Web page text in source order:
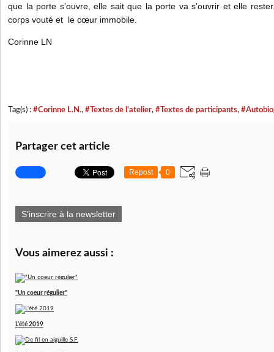
que la porte s’ouvre, elle sait que la porte va s’ouvrir et elle
corps vouté et le cœur immobile.
Corinne LN
Tag(s) : #Corinne L.N., #Textes de l'atelier, #Textes de participants,
Partager cet article
Repost 0
S'inscrire à la newsletter
Vous aimerez aussi :
"Un coeur régulier"
L'été 2019